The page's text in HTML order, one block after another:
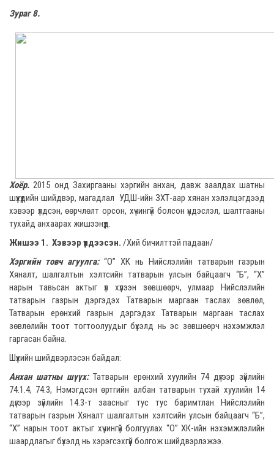
Зураг 8.
Хоёр. 2015 онд Захиргааны хэргийн анхан, давж заалдах шатны
шүүхүүдийн шийдвэр, магадлал УДШ-ийн ЗХТ-аар хянан хэлэлцэгдээд
хэвээр үлдсэн, өөрчлөлт орсон, хүчингүй болсон үндэслэл, шалтгааны
тухайд анхаарах жишээнүүд.
Жишээ 1. Хэвээр үлдээсэн. /Хий бичилттэй падаан/
Хэргийн товч агуулга:“О” ХК нь Нийслэлийн татварын газрын
Хяналт, шалгалтын хэлтсийн татварын улсын байцаагч “Б”, “Х”
нарын тавьсан актыг үл хүлээн зөвшөөрч, улмаар Нийслэлийн
татварын газрын дэргэдэх Татварын маргаан таслах зөвлөл,
Татварын ерөнхий газрын дэргэдэх Татварын маргаан таслах
зөвлөлийн тоот тогтоолуудыг бүхэлд нь эс зөвшөөрч нэхэмжлэл
гаргасан байна.
Шүүхийн шийдвэрлэсэн байдал:
Анхан шатны шүүх:Татварын ерөнхий хуулийн 74 дүгээр зүйлийн
74.1.4, 74.3, Нэмэгдсэн өртгийн албан татварын тухай хуулийн 14
дүгээр зүйлийн 14.3-т заасныг тус тус баримтлан Нийслэлийн
татварын газрын Хяналт шалгалтын хэлтсийн улсын байцаагч “Б”,
“Х” нарын тоот актыг хүчингүй болгуулах “О” ХК-ийн нэхэмжлэлийн
шаардлагыг бүхэлд нь хэрэгсэхгүй болгож шийдвэрлэжээ.